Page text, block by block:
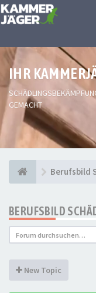
IHR
GEMACHT
Berufsbild
BERUFSBILD
New Topic